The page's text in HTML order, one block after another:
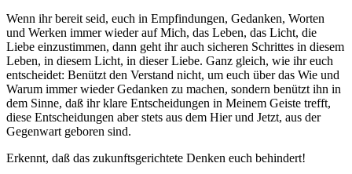
Wenn ihr bereit seid, euch in Empfindungen, Gedanken, Worten
und Werken immer wieder auf Mich, das Leben, das Licht, die
Liebe einzustimmen, dann geht ihr auch sicheren Schrittes in diesem
Leben, in diesem Licht, in dieser Liebe. Ganz gleich, wie ihr euch
entscheidet: Benützt den Verstand nicht, um euch über das Wie und
Warum immer wieder Gedanken zu machen, sondern benützt ihn in
dem Sinne, daß ihr klare Entscheidungen in Meinem Geiste trefft,
diese Entscheidungen aber stets aus dem Hier und Jetzt, aus der
Gegenwart geboren sind.
Erkennt, daß das zukunftsgerichtete Denken euch behindert!